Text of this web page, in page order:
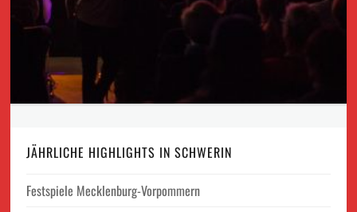
JÄHRLICHE HIGHLIGHTS IN SCHWERIN
Festspiele Mecklenburg-Vorpommern